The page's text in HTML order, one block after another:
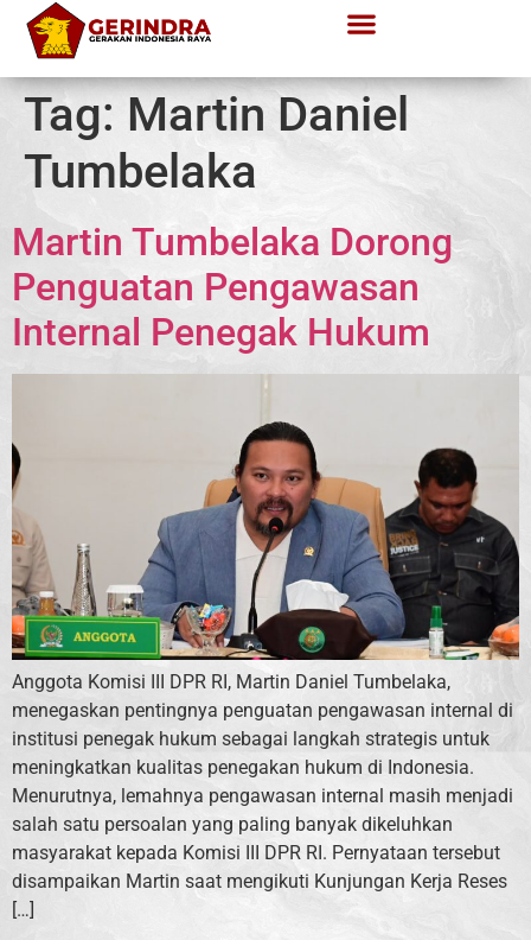
Tag: Martin Daniel
Tumbelaka
Martin Tumbelaka Dorong
Penguatan Pengawasan
Internal Penegak Hukum
Anggota Komisi III DPR RI, Martin Daniel Tumbelaka,
menegaskan pentingnya penguatan pengawasan internal di
institusi penegak hukum sebagai langkah strategis untuk
meningkatkan kualitas penegakan hukum di Indonesia.
Menurutnya, lemahnya pengawasan internal masih menjadi
salah satu persoalan yang paling banyak dikeluhkan
masyarakat kepada Komisi III DPR RI. Pernyataan tersebut
disampaikan Martin saat mengikuti Kunjungan Kerja Reses
[…]